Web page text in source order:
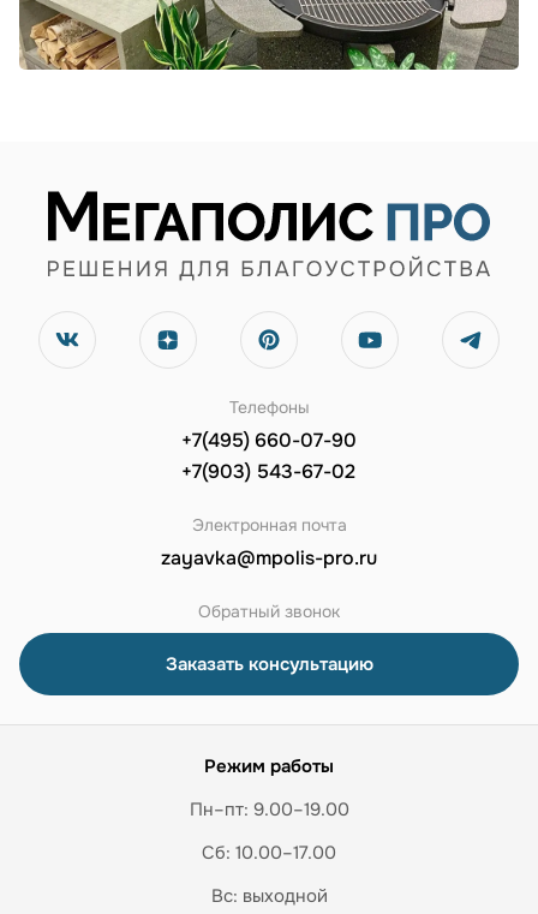
Телефоны
+7(495) 660-07-90
+7(903) 543-67-02
Электронная почта
zayavka@mpolis-pro.ru
Обратный звонок
Заказать консультацию
Режим работы
Пн–пт: 9.00–19.00
Сб: 10.00–17.00
Вс: выходной